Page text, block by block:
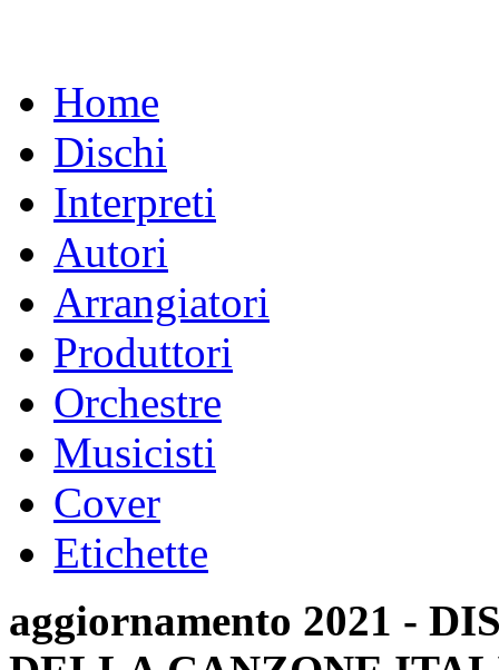
Home
Dischi
Interpreti
Autori
Arrangiatori
Produttori
Orchestre
Musicisti
Cover
Etichette
aggiornamento 2021 -